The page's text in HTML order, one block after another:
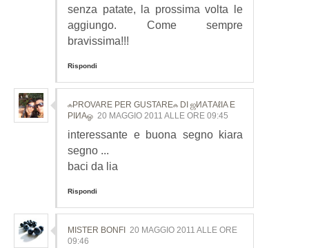
senza patate, la prossima volta le
aggiungo. Come sempre
bravissima!!!
Rispondi
ஃPROVARE PER GUSTAREஃ DI ஜИΑТΑℓΙΑ E
ΡΙИΑஓ 20 MAGGIO 2011 ALLE ORE 09:45
interessante e buona segno kiara
segno ...
baci da lia
Rispondi
MISTER BONFI
20 MAGGIO 2011 ALLE ORE
09:46